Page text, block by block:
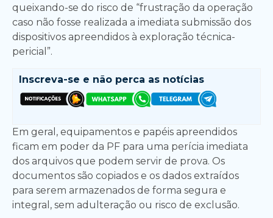
queixando-se do risco de “frustração da operação
caso não fosse realizada a imediata submissão dos
dispositivos apreendidos à exploração técnica-
pericial”.
Inscreva-se e não perca as notícias
Em geral, equipamentos e papéis apreendidos
ficam em poder da PF para uma perícia imediata
dos arquivos que podem servir de prova. Os
documentos são copiados e os dados extraídos
para serem armazenados de forma segura e
integral, sem adulteração ou risco de exclusão.